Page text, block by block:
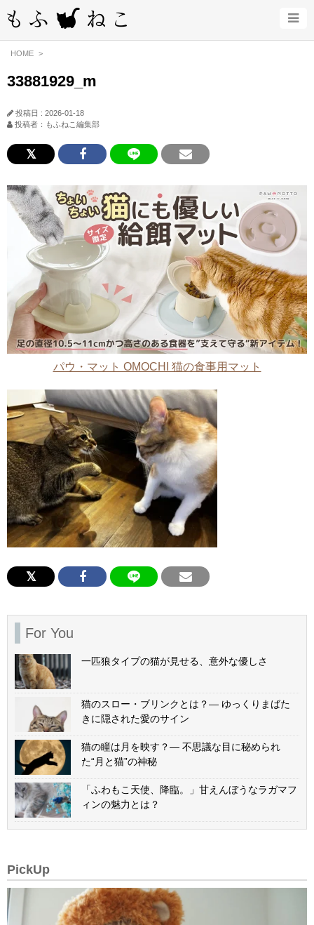
HOME
33881929_m
投稿日 : 2026-01-18
投稿者：もふねこ編集部
パウ・マット OMOCHI 猫の食事用マット
For You
一匹狼タイプの猫が見せる、意外な優しさ
猫のスロー・ブリンクとは？— ゆっくりまばた
きに隠された愛のサイン
猫の瞳は月を映す？— 不思議な目に秘められ
た“月と猫”の神秘
「ふわもこ天使、降臨。」甘えんぼうなラガマフ
ィンの魅力とは？
PickUp